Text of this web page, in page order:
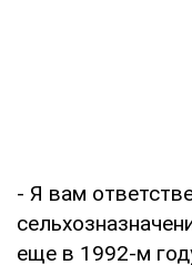
- Я вам
еще в 1992-м